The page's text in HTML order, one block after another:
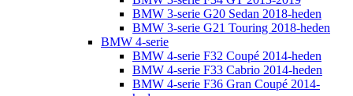
BMW 3-serie G20 Sedan 2018-heden
BMW 3-serie G21 Touring 2018-heden
BMW 4-serie
BMW 4-serie F32 Coupé 2014-heden
BMW 4-serie F33 Cabrio 2014-heden
BMW 4-serie F36 Gran Coupé 2014-